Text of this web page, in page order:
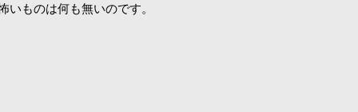
ものは何も無いのです。